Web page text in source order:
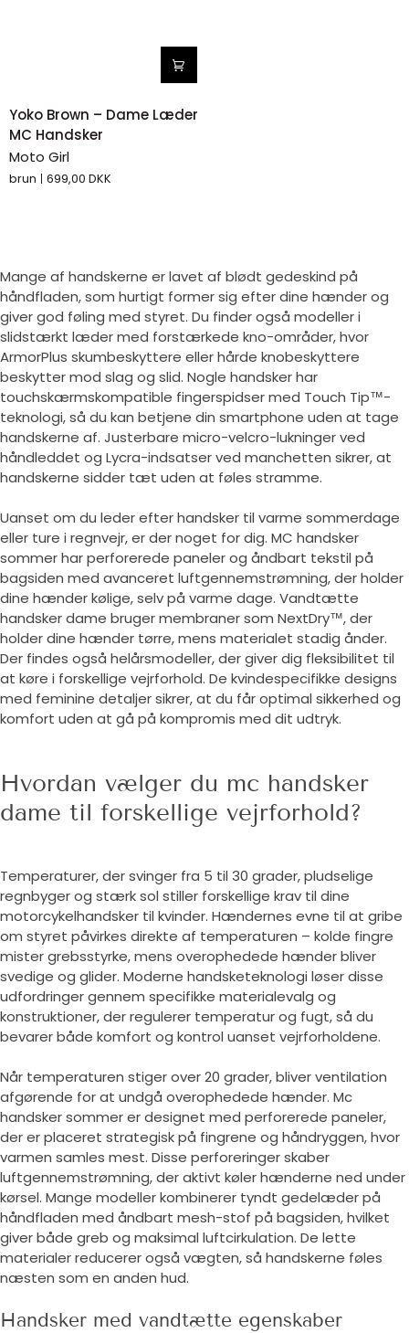
Yoko
Brown
Dame
Læder
Yoko Brown – Dame Læder
MC Handsker
Moto Girl
brun 699,00 DKK
Mange af handskerne er lavet af blødt gedeskind på
håndfladen, som hurtigt former sig efter dine hænder og
giver god føling med styret. Du finder også modeller i
slidstærkt læder med forstærkede kno-områder, hvor
ArmorPlus skumbeskyttere eller hårde knobeskyttere
beskytter mod slag og slid. Nogle handsker har
touchskærmskompatible fingerspidser med Touch Tip™-
teknologi, så du kan betjene din smartphone uden at tage
handskerne af. Justerbare micro-velcro-lukninger ved
håndleddet og Lycra-indsatser ved manchetten sikrer, at
handskerne sidder tæt uden at føles stramme.
Uanset om du leder efter handsker til varme sommerdage
eller ture i regnvejr, er der noget for dig. MC handsker
sommer har perforerede paneler og åndbart tekstil på
bagsiden med avanceret luftgennemstrømning, der holder
dine hænder kølige, selv på varme dage. Vandtætte
handsker dame bruger membraner som NextDry™, der
holder dine hænder tørre, mens materialet stadig ånder.
Der findes også helårsmodeller, der giver dig fleksibilitet til
at køre i forskellige vejrforhold. De kvindespecifikke designs
med feminine detaljer sikrer, at du får optimal sikkerhed og
komfort uden at gå på kompromis med dit udtryk.
Hvordan vælger du mc handsker
dame til forskellige vejrforhold?
Temperaturer, der svinger fra 5 til 30 grader, pludselige
regnbyger og stærk sol stiller forskellige krav til dine
motorcykelhandsker til kvinder. Hændernes evne til at gribe
om styret påvirkes direkte af temperaturen – kolde fingre
mister grebsstyrke, mens overophedede hænder bliver
svedige og glider. Moderne handsketeknologi løser disse
udfordringer gennem specifikke materialevalg og
konstruktioner, der regulerer temperatur og fugt, så du
bevarer både komfort og kontrol uanset vejrforholdene.
Når temperaturen stiger over 20 grader, bliver ventilation
afgørende for at undgå overophedede hænder. Mc
handsker sommer er designet med perforerede paneler,
der er placeret strategisk på fingrene og håndryggen, hvor
varmen samles mest. Disse perforeringer skaber
luftgennemstrømning, der aktivt køler hænderne ned under
kørsel. Mange modeller kombinerer tyndt gedelæder på
håndfladen med åndbart mesh-stof på bagsiden, hvilket
giver både greb og maksimal luftcirkulation. De lette
materialer reducerer også vægten, så handskerne føles
næsten som en anden hud.
Handsker med vandtætte egenskaber